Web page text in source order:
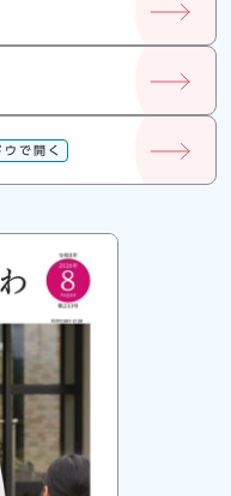
で開く